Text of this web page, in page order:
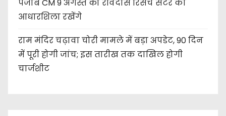
पंजाब CM 9 अगस्त को रविदास रिसर्च सेंटर की
आधारशिला रखेंगे
राम मंदिर चढ़ावा चोरी मामले में बड़ा अपडेट, 90 दिन
में पूरी होगी जांच; इस तारीख तक दाखिल होगी
चार्जशीट